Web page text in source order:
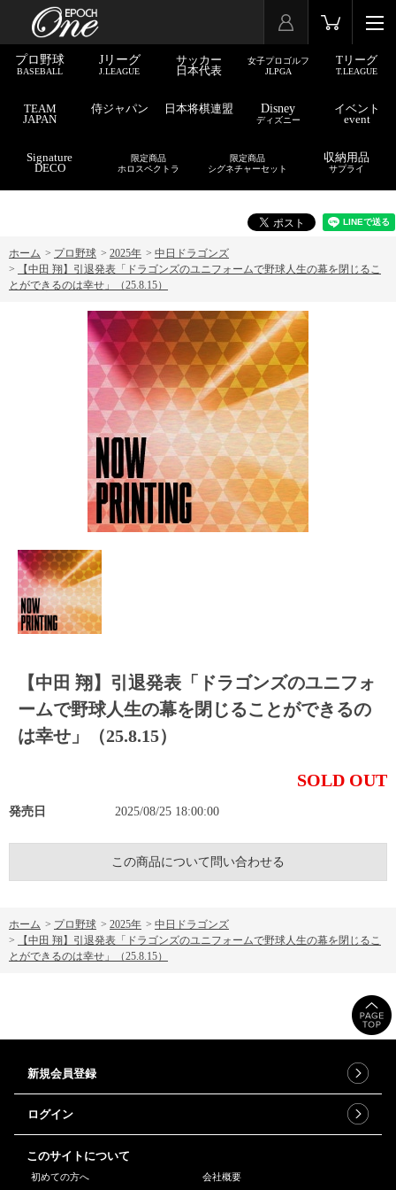
プロ野球
BASEBALL
Jリーグ
J.LEAGUE
サッカー
日本代表
女子プロゴルフ
JLPGA
Tリーグ
T.LEAGUE
TEAM
JAPAN
侍ジャパン 日本将棋連盟 Disney
ディズニー
イベント
event
Signature
DECO
限定商品
ホロスペクトラ
限定商品
シグネチャーセット
収納用品
サプライ
ホーム > プロ野球 > 2025年 > 中日ドラゴンズ
>
【中田 翔】引退発表「ドラゴンズのユニフォームで野球人生の幕を閉じるこ
とができるのは幸せ」（25.8.15）
【中田 翔】引退発表「ドラゴンズのユニフォ
ームで野球人生の幕を閉じることができるの
は幸せ」（25.8.15）
SOLD OUT
発売日 2025/08/25 18:00:00
この商品について問い合わせる
ホーム > プロ野球 > 2025年 > 中日ドラゴンズ
>
【中田 翔】引退発表「ドラゴンズのユニフォームで野球人生の幕を閉じるこ
とができるのは幸せ」（25.8.15）
新規会員登録
ログイン
このサイトについて
初めての方へ 会社概要